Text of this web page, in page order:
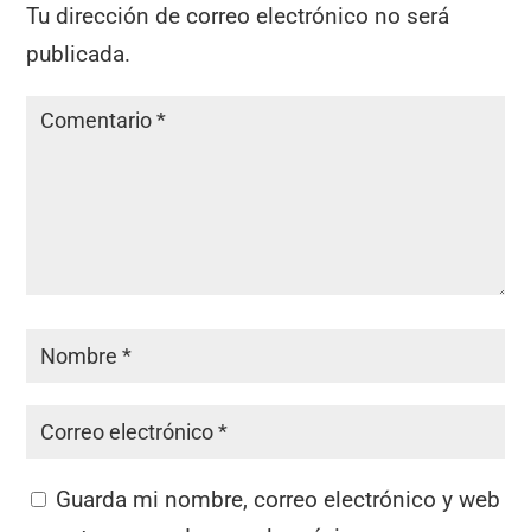
Tu dirección de correo electrónico no será
publicada.
Guarda mi nombre, correo electrónico y web